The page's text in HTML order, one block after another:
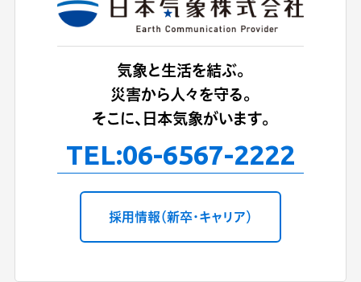
気象と生活を結ぶ。
災害から人々を守る。
そこに、日本気象がいます。
TEL:06-6567-2222
採用情報（新卒・キャリア）